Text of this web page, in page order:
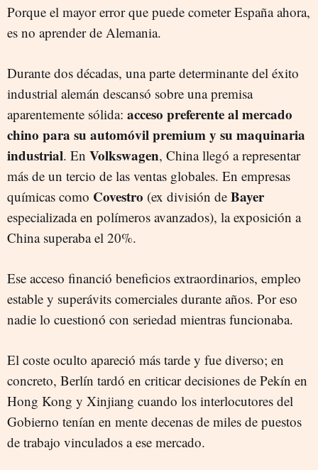
Porque el mayor error que puede cometer España ahora,
es no aprender de Alemania.
Durante dos décadas, una parte determinante del éxito
industrial alemán descansó sobre una premisa
aparentemente sólida: acceso preferente al mercado
chino para su automóvil premium y su maquinaria
industrial. En Volkswagen, China llegó a representar
más de un tercio de las ventas globales. En empresas
químicas como Covestro (ex división de Bayer
especializada en polímeros avanzados), la exposición a
China superaba el 20%.
Ese acceso financió beneficios extraordinarios, empleo
estable y superávits comerciales durante años. Por eso
nadie lo cuestionó con seriedad mientras funcionaba.
El coste oculto apareció más tarde y fue diverso; en
concreto, Berlín tardó en criticar decisiones de Pekín en
Hong Kong y Xinjiang cuando los interlocutores del
Gobierno tenían en mente decenas de miles de puestos
de trabajo vinculados a ese mercado.